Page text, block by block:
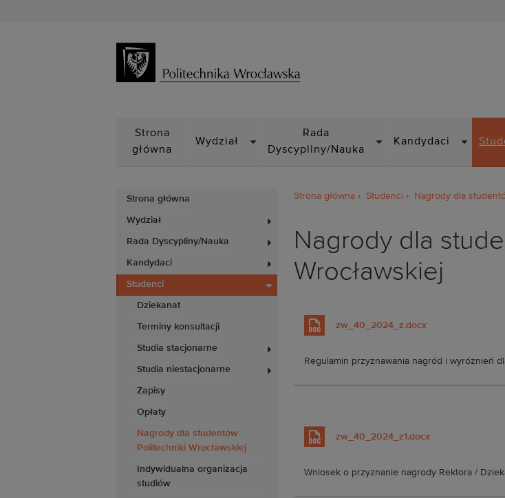
Wydział
Strona
główna
Wydział
Rada
Dyscypliny/Nauka
Kandydaci
Strona główna
Wydział
Rada Dyscypliny/Nauka
Kandydaci
Studenci
Dziekanat
Terminy konsultacji
Studia stacjonarne
Studia niestacjonarne
Zapisy
Opłaty
Nagrody dla studentów
Politechniki Wrocławskiej
Indywidualna organizacja
studiów
Strona główna Studenci Nagrody dla
Nagrody dla
Wrocławskiej
zw_40_2024_z.docx
Regulamin przyznawania nagród i wyróżnień
zw_40_2024_z1.docx
Wniosek o przyznanie nagrody Rektora /